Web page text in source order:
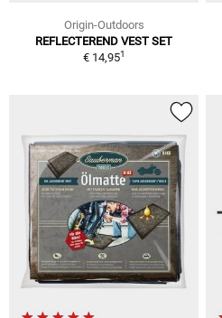
Origin-Outdoors
REFLECTEREND VEST SET
€ 14,951